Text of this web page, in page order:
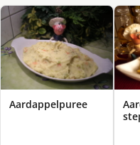
Aardappelpuree